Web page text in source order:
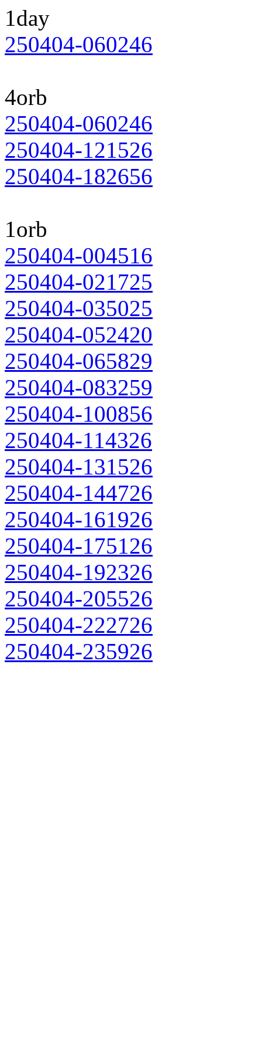
1day
250404-060246
4orb
250404-060246
250404-121526
250404-182656
1orb
250404-004516
250404-021725
250404-035025
250404-052420
250404-065829
250404-083259
250404-100856
250404-114326
250404-131526
250404-144726
250404-161926
250404-175126
250404-192326
250404-205526
250404-222726
250404-235926